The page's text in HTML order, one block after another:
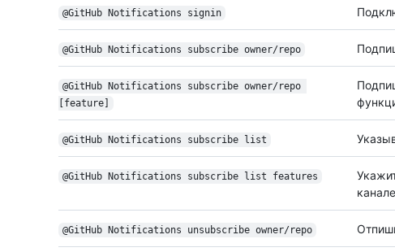
@GitHub Notifications signin
@GitHub Notifications subscribe owner/repo
@GitHub Notifications subscribe owner/repo
[feature]
@GitHub Notifications subscribe list
@GitHub Notifications subscribe list features
@GitHub Notifications unsubscribe owner/repo